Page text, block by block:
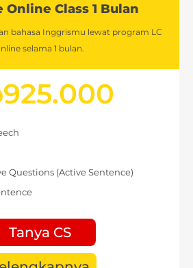
Class 1 Bulan
bahasa Inggrismu lewat program LC
selama 1 bulan.
925.000
Questions (Active Sentence)
Tanya CS